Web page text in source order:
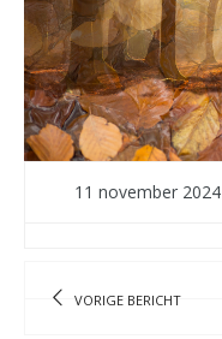
11 november 2024
VORIGE BERICHT